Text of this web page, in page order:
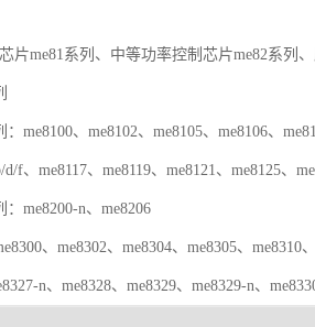
片me81系列、中等功率控制芯片me82系列
、me8102、me8105、me8106、
d/f、me8117、me8119、me8121、me8125、
me8200-n、me8206
、me8302、me8304、me8305、me8310、
n、me8328、me8329、me8329-n、